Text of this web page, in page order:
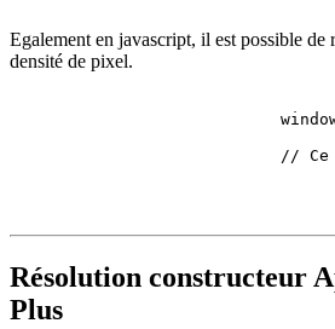
Egalement en javascript, il est possible de
densité de pixel.
//
Résolution constructeur
Plus